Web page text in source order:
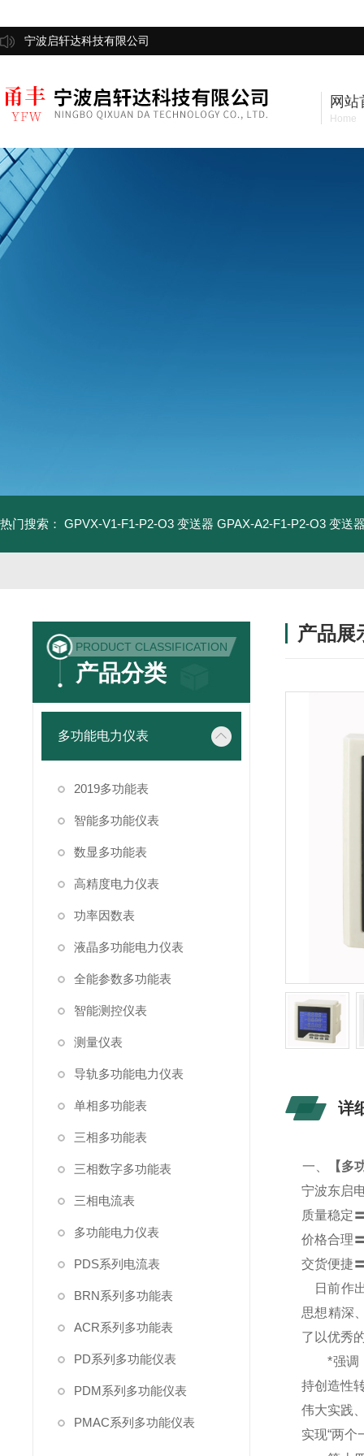
宁波启轩达科技有限公司
网站
Home
热门搜索： GPVX-V1-F1-P2-O3 变送器 GPAX-A2-F1-P2-O3 变送
PRODUCT CLASSIFICATION
产品分类
多功能电力仪表
2019多功能表
智能多功能仪表
数显多功能表
高精度电力仪表
功率因数表
液晶多功能电力仪表
全能参数多功能表
智能测控仪表
测量仪表
导轨多功能电力仪表
单相多功能表
三相多功能表
三相数字多功能表
三相电流表
多功能电力仪表
PDS系列电流表
BRN系列多功能表
ACR系列多功能表
PD系列多功能仪表
PDM系列多功能仪表
PMAC系列多功能仪表
产品展
详
一、 【多
宁波东启
质量稳定
价格合理
交货便捷
日前作
思想精深
了以优秀
*强调，
持创造性
伟大实践
实现“两个